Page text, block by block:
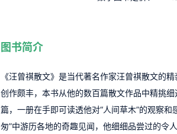
图书简介
《汪曾祺散文》是当代著名作家汪曾祺散文的
创作颇丰，本书从他的数百篇散文作品中精挑
篇，一册在手即可读透他对“人间草木”的观察和
匆”中游历各地的奇趣见闻，他细细品尝过的令